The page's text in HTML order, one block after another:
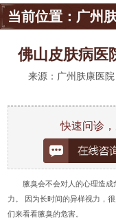
当前位置： 广州
佛山皮肤病医
来源：广州肤康医院
快速问诊
腋臭会不会对人的心理造成
力。 因为长时间的异样视力，
们来看看腋臭的危害。